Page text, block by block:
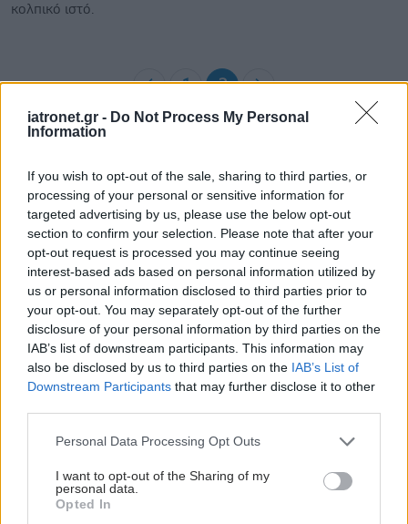
iatronet.gr - Do Not Process My Personal
Information
If you wish to opt-out of the sale, sharing to third parties, or
processing of your personal or sensitive information for
targeted advertising by us, please use the below opt-out
section to confirm your selection. Please note that after your
opt-out request is processed you may continue seeing
interest-based ads based on personal information utilized by
us or personal information disclosed to third parties prior to
your opt-out. You may separately opt-out of the further
disclosure of your personal information by third parties on the
IAB’s list of downstream participants. This information may
also be disclosed by us to third parties on the IAB’s List of
Downstream Participants that may further disclose it to other
Please note that this website/app uses one or more Google
not limited to your visit or usage behaviour. You may click to
grant or deny consent to Google and its third-party tags to
use your data for below specified purposes in below Google
Personal Data Processing Opt Outs
I want to opt-out of the Sharing of my
personal data.
Opted In
κολπικό ιστό.
1 2